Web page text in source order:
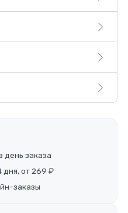
день заказа
дня, от 269 ₽
заказы